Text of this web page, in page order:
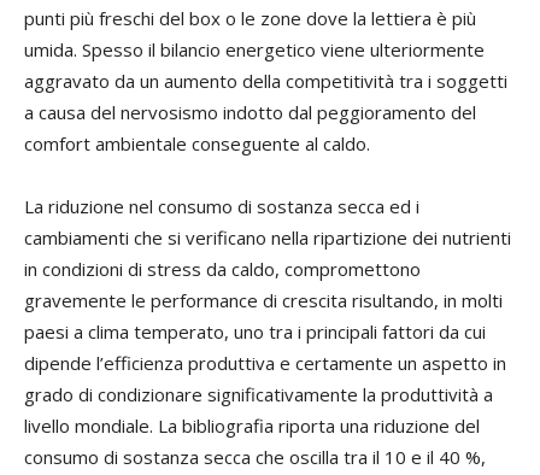
punti più freschi del box o le zone dove la lettiera è più
umida. Spesso il bilancio energetico viene ulteriormente
aggravato da un aumento della competitività tra i soggetti
a causa del nervosismo indotto dal peggioramento del
comfort ambientale conseguente al caldo.
La riduzione nel consumo di sostanza secca ed i
cambiamenti che si verificano nella ripartizione dei nutrienti
in condizioni di stress da caldo, compromettono
gravemente le performance di crescita risultando, in molti
paesi a clima temperato, uno tra i principali fattori da cui
dipende l’efficienza produttiva e certamente un aspetto in
grado di condizionare significativamente la produttività a
livello mondiale. La bibliografia riporta una riduzione del
consumo di sostanza secca che oscilla tra il 10 e il 40 %,